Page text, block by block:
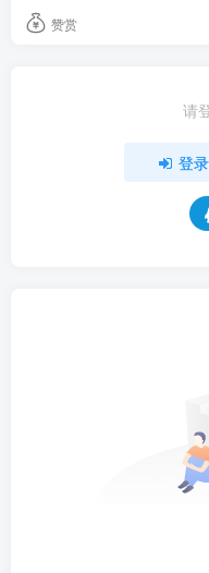
赞赏
请
登录